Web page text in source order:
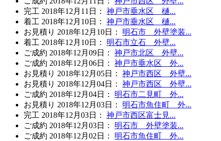
完工 2018年12月11日 ：
神戸市垂水区 樋...
着工 2018年12月10日 ：
神戸市垂水区 樋...
お見積り 2018年12月10日 ：
明石市 外壁塗装...
着工 2018年12月10日 ：
明石市立石 外壁...
ご成約 2018年12月09日 ：
神戸市北区 外壁...
ご成約 2018年12月06日 ：
神戸市垂水区 外...
お見積り 2018年12月05日 ：
神戸市西区 外壁...
お見積り 2018年12月04日 ：
神戸市西区 外壁...
ご成約 2018年12月04日 ：
明石市二見町 外...
お見積り 2018年12月03日 ：
明石市魚住町 外...
完工 2018年12月03日 ：
神戸市西区富士見...
ご成約 2018年12月03日 ：
明石市 外壁塗装...
ご成約 2018年12月02日 ：
明石市魚住町 外...